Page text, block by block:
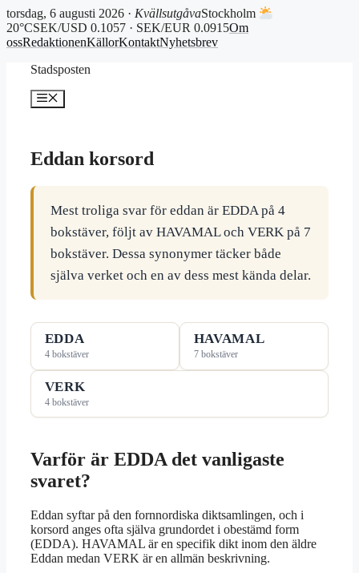
torsdag, 6 augusti 2026 · KvällsutgåvaStockholm
20°CSEK/USD 0.1057 · SEK/EUR 0.0915Om
ossRedaktionenKällorKontaktNyhetsbrev
Stadsposten
Meny
Eddan korsord
Mest troliga svar för eddan är EDDA på 4
bokstäver, följt av HAVAMAL och VERK på 7
bokstäver. Dessa synonymer täcker både
själva verket och en av dess mest kända delar.
EDDA
4 bokstäver
HAVAMAL
7 bokstäver
VERK
4 bokstäver
Varför är EDDA det vanligaste
svaret?
Eddan syftar på den fornnordiska diktsamlingen, och i
korsord anges ofta själva grundordet i obestämd form
(EDDA). HAVAMAL är en specifik dikt inom den äldre
Eddan medan VERK är en allmän beskrivning.